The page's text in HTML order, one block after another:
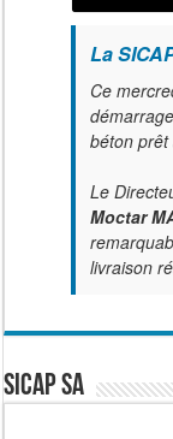
La
Ce
béton prêt
Le
Moctar
livraison
SICAP SA